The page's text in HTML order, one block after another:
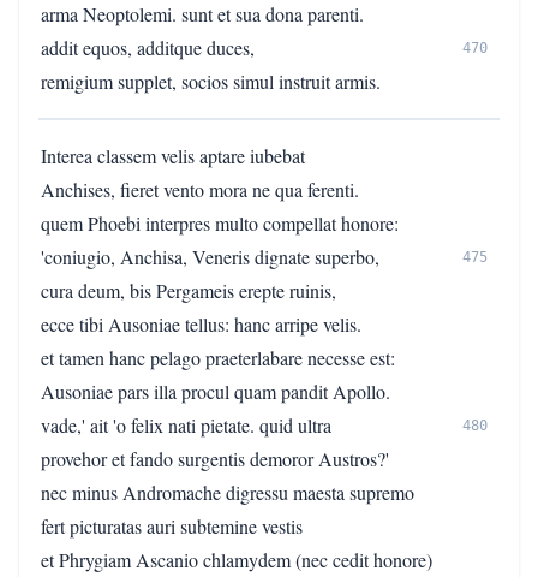
arma Neoptolemi. sunt et sua dona parenti.
addit equos, additque duces,
470
remigium supplet, socios simul instruit armis.
Interea classem velis aptare iubebat
Anchises, fieret vento mora ne qua ferenti.
quem Phoebi interpres multo compellat honore:
'coniugio, Anchisa, Veneris dignate superbo,
475
cura deum, bis Pergameis erepte ruinis,
ecce tibi Ausoniae tellus: hanc arripe velis.
et tamen hanc pelago praeterlabare necesse est:
Ausoniae pars illa procul quam pandit Apollo.
vade,' ait 'o felix nati pietate. quid ultra
480
provehor et fando surgentis demoror Austros?'
nec minus Andromache digressu maesta supremo
fert picturatas auri subtemine vestis
et Phrygiam Ascanio chlamydem (nec cedit honore)